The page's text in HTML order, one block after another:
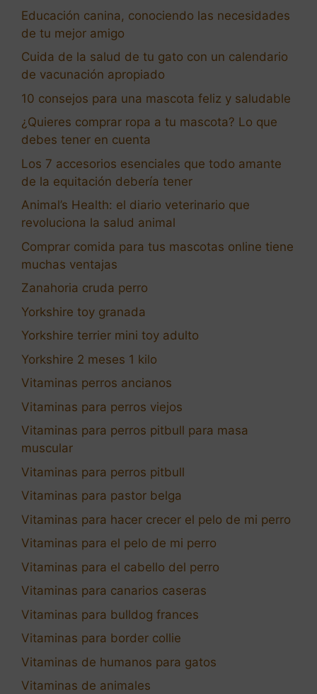
Educación canina, conociendo las necesidades
de tu mejor amigo
Cuida de la salud de tu gato con un calendario
de vacunación apropiado
10 consejos para una mascota feliz y saludable
¿Quieres comprar ropa a tu mascota? Lo que
debes tener en cuenta
Los 7 accesorios esenciales que todo amante
de la equitación debería tener
Animal’s Health: el diario veterinario que
revoluciona la salud animal
Comprar comida para tus mascotas online tiene
muchas ventajas
Zanahoria cruda perro
Yorkshire toy granada
Yorkshire terrier mini toy adulto
Yorkshire 2 meses 1 kilo
Vitaminas perros ancianos
Vitaminas para perros viejos
Vitaminas para perros pitbull para masa
muscular
Vitaminas para perros pitbull
Vitaminas para pastor belga
Vitaminas para hacer crecer el pelo de mi perro
Vitaminas para el pelo de mi perro
Vitaminas para el cabello del perro
Vitaminas para canarios caseras
Vitaminas para bulldog frances
Vitaminas para border collie
Vitaminas de humanos para gatos
Vitaminas de animales